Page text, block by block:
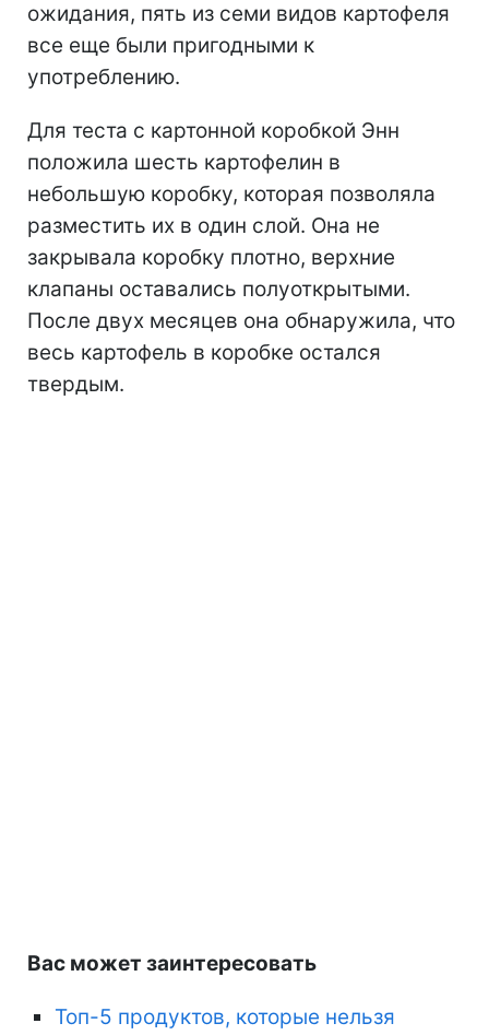
ожидания, пять из семи видов картофеля
все еще были пригодными к
употреблению.
Для теста с картонной коробкой Энн
положила шесть картофелин в
небольшую коробку, которая позволяла
разместить их в один слой. Она не
закрывала коробку плотно, верхние
клапаны оставались полуоткрытыми.
После двух месяцев она обнаружила, что
весь картофель в коробке остался
твердым.
Вас может заинтересовать
Топ-5 продуктов, которые нельзя